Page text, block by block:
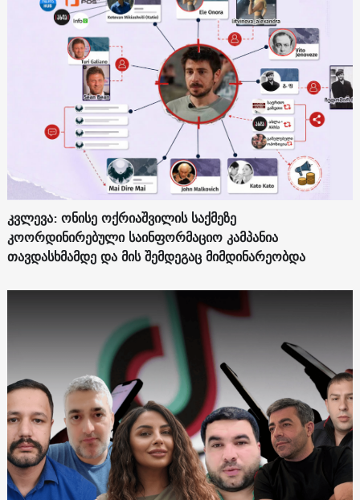
კვლევა: ონისე ოქრიაშვილის საქმეზე
კოორდინირებული საინფორმაციო კამპანია
თავდასხმამდე და მის შემდეგაც მიმდინარეობდა